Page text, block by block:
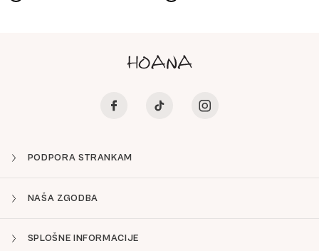
PODPORA STRANKAM
NAŠA ZGODBA
SPLOŠNE INFORMACIJE